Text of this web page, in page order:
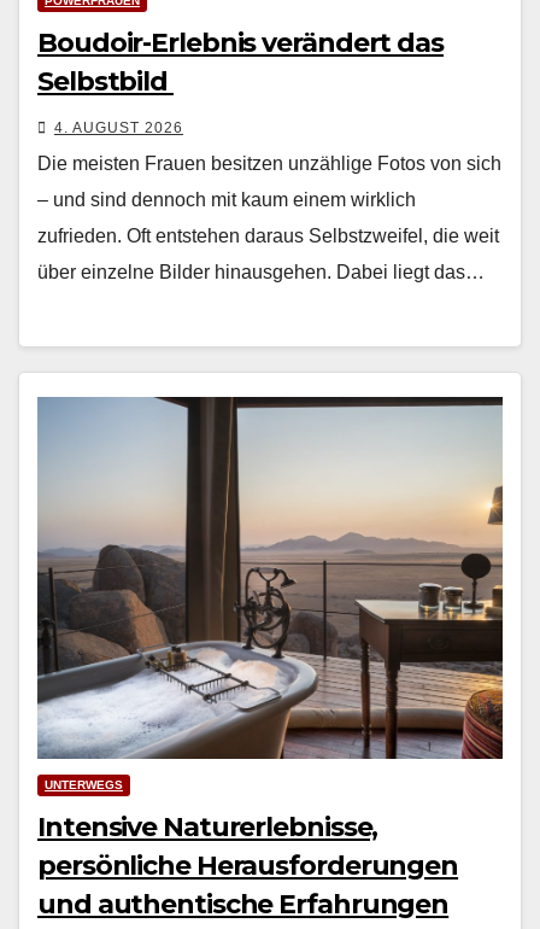
Boudoir-Erlebnis verändert das
Selbstbild
4. AUGUST 2026
Die meis­ten Frauen besitzen unzäh­lige Fotos von sich
– und sind den­noch mit kaum einem wirk­lich
zufrieden. Oft entste­hen daraus Selb­stzweifel, die weit
über einzelne Bilder hin­aus­ge­hen. Dabei liegt das…
UNTERWEGS
Intensive Naturerlebnisse,
persönliche Herausforderungen
und authentische Erfahrungen